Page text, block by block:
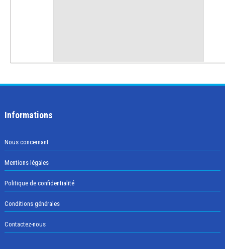
Informations
Nous concernant
Mentions légales
Politique de confidentialité
Conditions générales
Contactez-nous